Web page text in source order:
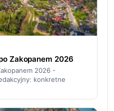
Zakopanem 2026
2026 -
konkretne